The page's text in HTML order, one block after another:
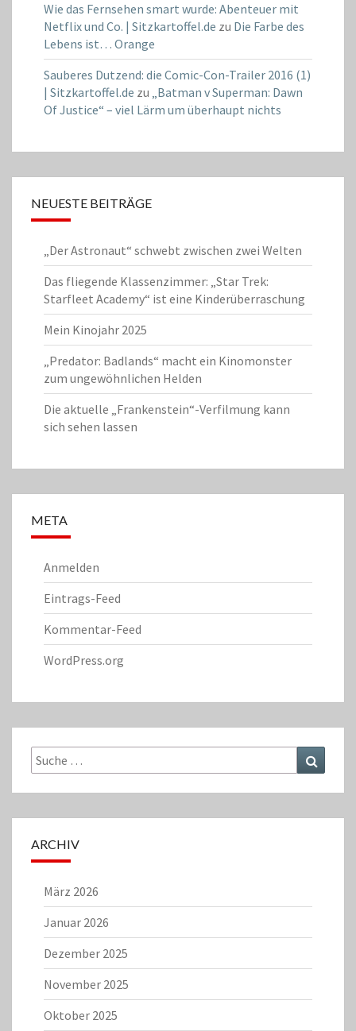
Wie das Fernsehen smart wurde: Abenteuer mit
Netflix und Co. | Sitzkartoffel.de zu Die Farbe des
Lebens ist… Orange
Sauberes Dutzend: die Comic-Con-Trailer 2016 (1)
| Sitzkartoffel.de zu „Batman v Superman: Dawn
Of Justice“ – viel Lärm um überhaupt nichts
NEUESTE BEITRÄGE
„Der Astronaut“ schwebt zwischen zwei Welten
Das fliegende Klassenzimmer: „Star Trek:
Starfleet Academy“ ist eine Kinderüberraschung
Mein Kinojahr 2025
„Predator: Badlands“ macht ein Kinomonster
zum ungewöhnlichen Helden
Die aktuelle „Frankenstein“-Verfilmung kann
sich sehen lassen
META
Anmelden
Eintrags-Feed
Kommentar-Feed
WordPress.org
Suche
nach:
ARCHIV
März 2026
Januar 2026
Dezember 2025
November 2025
Oktober 2025